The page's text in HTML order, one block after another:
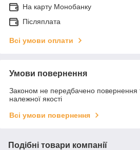
На карту Монобанку
Післяплата
Всі умови оплати
Умови повернення
Законом не передбачено повернення
належної якості
Всі умови повернення
Подібні товари компанії